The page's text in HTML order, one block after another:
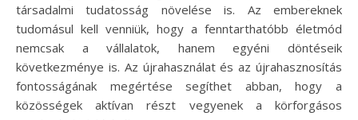
társadalmi tudatosság növelése is. Az embereknek
tudomásul kell venniük, hogy a fenntarthatóbb életmód
nemcsak a vállalatok, hanem egyéni döntéseik
következménye is. Az újrahasználat és az újrahasznosítás
fontosságának megértése segíthet abban, hogy a
közösségek aktívan részt vegyenek a körforgásos